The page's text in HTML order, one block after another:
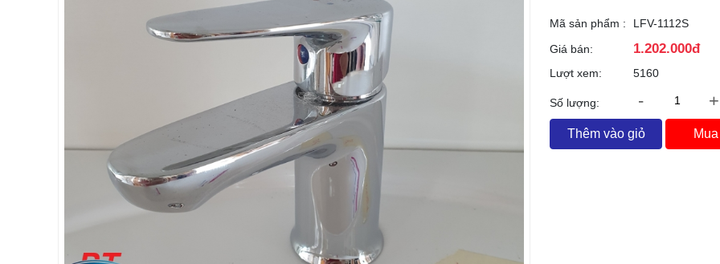
Mã sản phẩm :
LFV-1112S
Giá bán:
1.202.000đ
Lượt xem: 5160
Số lượng: - +
Thêm vào giỏ